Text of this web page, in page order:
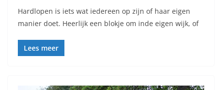
Hardlopen is iets wat iedereen op zijn of haar eigen
manier doet. Heerlijk een blokje om inde eigen wijk, of
Lees meer